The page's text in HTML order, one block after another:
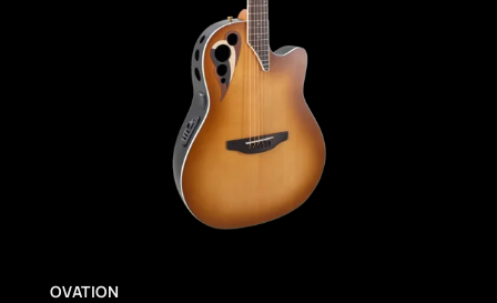
OVATION